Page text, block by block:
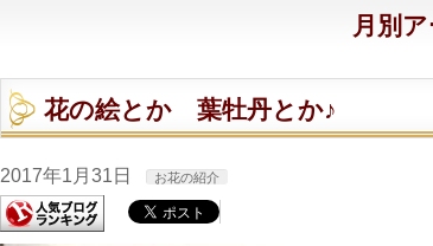
月別
花の絵とか 葉牡丹とか♪
2017年1月31日 お花の紹介